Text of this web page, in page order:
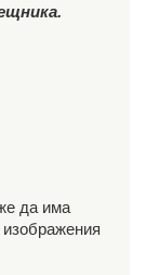
да има